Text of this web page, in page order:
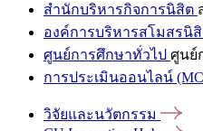
สำนักบริหารกิจการนิสิต
องค์การบริหารสโมสรนิ
ศูนย์การศึกษาทั่วไป ศูนย์
การประเมินออนไลน์
วิจัยและนวัตกรรม